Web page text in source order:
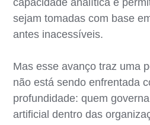
sejam tomadas com base
antes inacessíveis.
Mas esse avanço traz uma
não está sendo enfrentada
profundidade: quem
artificial dentro das